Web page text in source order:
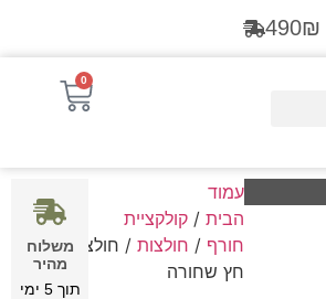
0
עמוד
הבית/ קולקציית
חורף / חולצות/ חולצה
חץ שחורה
משלוח
מהיר
תוך 5 ימי